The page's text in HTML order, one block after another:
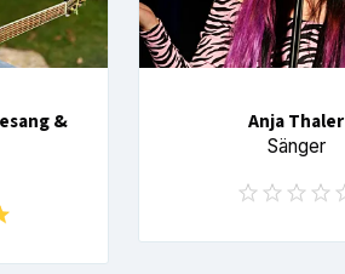
&
Anja Thaler
Sänger